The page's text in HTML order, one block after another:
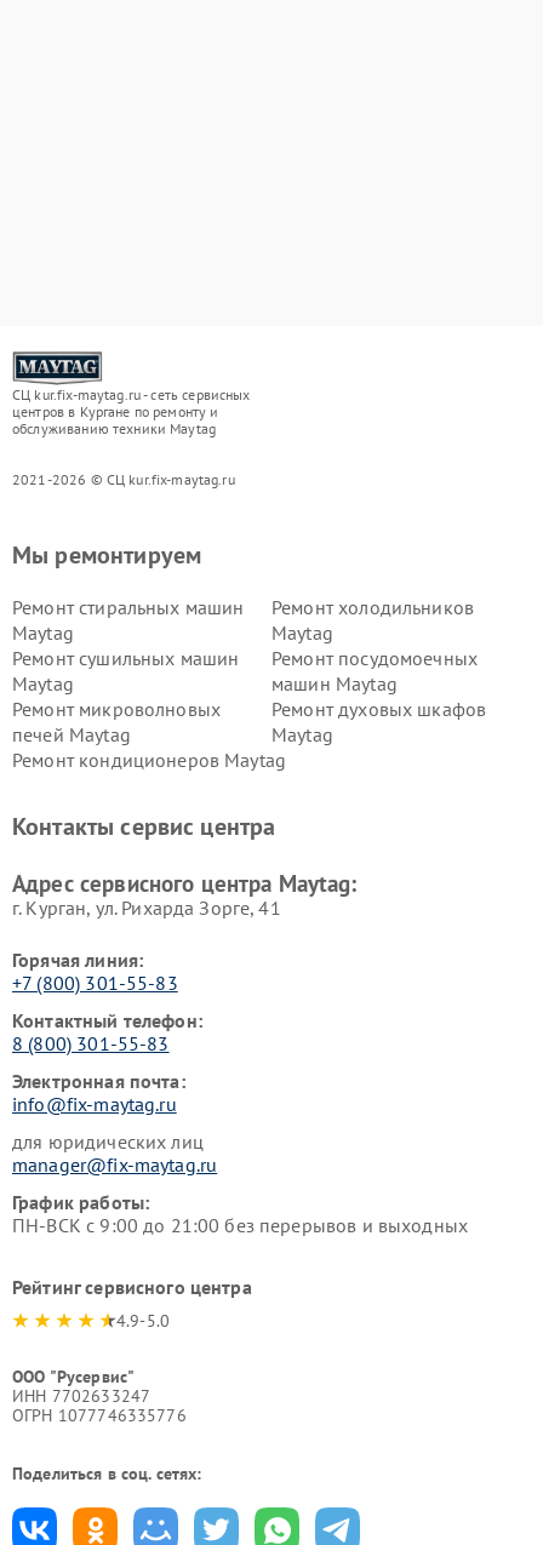
СЦ kur.fix-maytag.ru - сеть сервисных
центров в Кургане по ремонту и
обслуживанию техники Maytag
2021-2026 © СЦ kur.fix-maytag.ru
Мы ремонтируем
Ремонт стиральных машин
Maytag
Ремонт холодильников
Maytag
Ремонт сушильных машин
Maytag
Ремонт посудомоечных
машин Maytag
Ремонт микроволновых
печей Maytag
Ремонт духовых шкафов
Maytag
Ремонт кондиционеров Maytag
Контакты сервис центра
Адрес сервисного центра Maytag:
г. Курган, ул. Рихарда Зорге, 41
Горячая линия:
+7 (800) 301-55-83
Контактный телефон:
8 (800) 301-55-83
Электронная почта:
info@fix-maytag.ru
для юридических лиц
manager@fix-maytag.ru
График работы:
ПН-ВСК с 9:00 до 21:00 без перерывов и выходных
Рейтинг сервисного центра
4.9-5.0
ООО "Русервис"
ИНН 7702633247
ОГРН 1077746335776
Поделиться в соц. сетях: